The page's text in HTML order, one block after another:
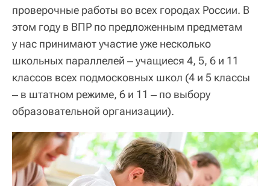
проверочные работы во всех городах России. В
этом году в ВПР по предложенным предметам
у нас принимают участие уже несколько
школьных параллелей ‒ учащиеся 4, 5, 6 и 11
классов всех подмосковных школ (4 и 5 классы
‒ в штатном режиме, 6 и 11 ‒ по выбору
образовательной организации).